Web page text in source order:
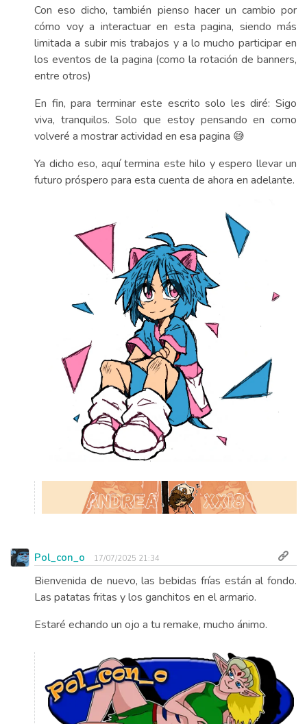
Con eso dicho, también pienso hacer un cambio por
cómo voy a interactuar en esta pagina, siendo más
limitada a subir mis trabajos y a lo mucho participar en
los eventos de la pagina (como la rotación de banners,
entre otros)
En fin, para terminar este escrito solo les diré: Sigo
viva, tranquilos. Solo que estoy pensando en como
volveré a mostrar actividad en esa pagina 😅
Ya dicho eso, aquí termina este hilo y espero llevar un
futuro próspero para esta cuenta de ahora en adelante.
Pol_con_o 17/07/2025 21:34
Bienvenida de nuevo, las bebidas frías están al fondo.
Las patatas fritas y los ganchitos en el armario.
Estaré echando un ojo a tu remake, mucho ánimo.